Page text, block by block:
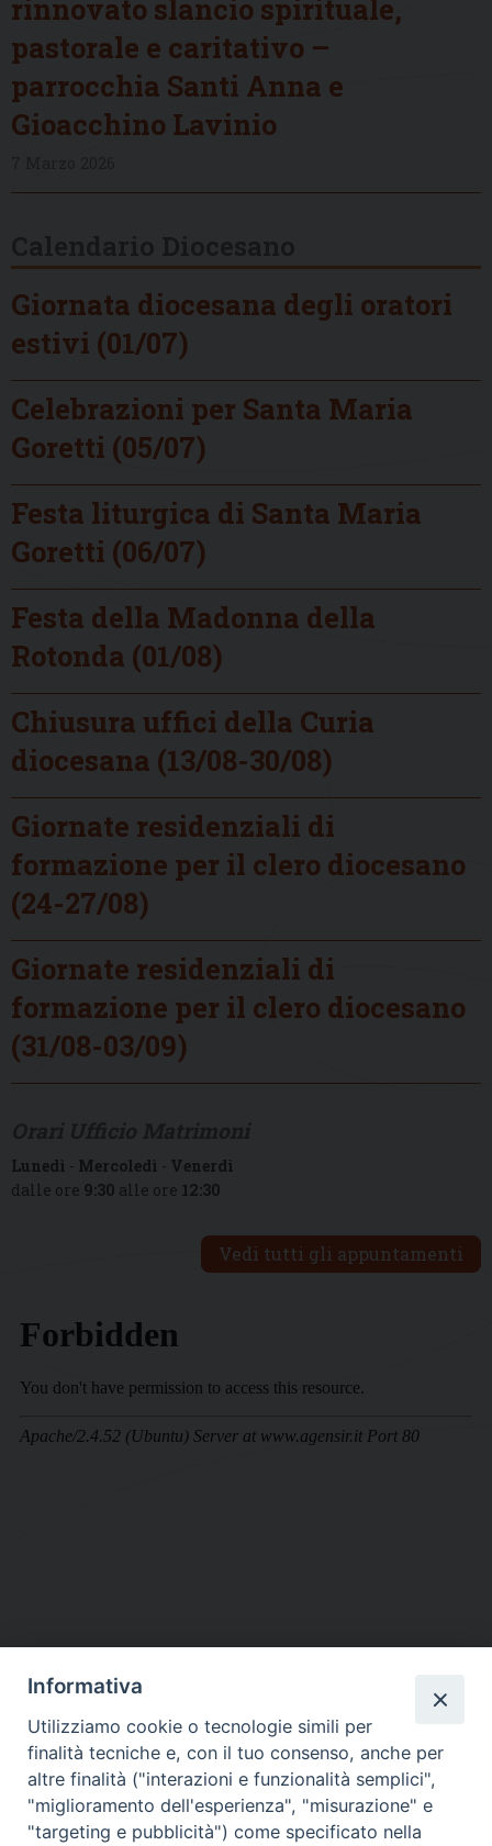
rinnovato slancio spirituale,
pastorale e caritativo –
parrocchia Santi Anna e
Gioacchino Lavinio
Giornata diocesana degli oratori
estivi (01/07)
Celebrazioni per Santa Maria
Goretti (05/07)
Festa liturgica di Santa Maria
Goretti (06/07)
Festa della Madonna della
Rotonda (01/08)
Chiusura uffici della Curia
diocesana (13/08-30/08)
Giornate residenziali di
formazione per il clero diocesano
(24-27/08)
Giornate residenziali di
formazione per il clero diocesano
(31/08-03/09)
Lunedì - Mercoledì - Venerdì
dalle ore 9:30 alle ore 12:30
Vedi tutti gli appuntamenti
DIOCESI SUBURBICARIA DI ALBANO
Contatti:Tel.: 06.93268401 - Fax.: 06.9323844
E-mail:curia@diocesidialbano.it
Orari: dal Lunedì al Venerdì Ore: 9:00 - 13:00
Informativa
Utilizziamo cookie o tecnologie simili per
finalità tecniche e, con il tuo consenso, anche per
altre finalità ("interazioni e funzionalità semplici",
"miglioramento dell'esperienza", "misurazione" e
"targeting e pubblicità") come specificato nella